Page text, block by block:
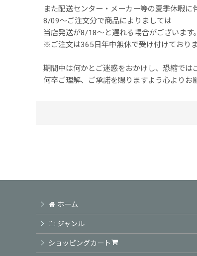
また配送センター・メーカー等の夏季休暇に
8/09～ご注文分で商品によりましては
当店発送が8/18～と遅れる場合がございます。
※ご注文は365日年中無休で受け付けており
期間中は何かとご迷惑をおかけし、恐縮では
何卒ご理解、ご承諾を賜りますよう心よりお
ホーム
ジャンル
ショッピングカート